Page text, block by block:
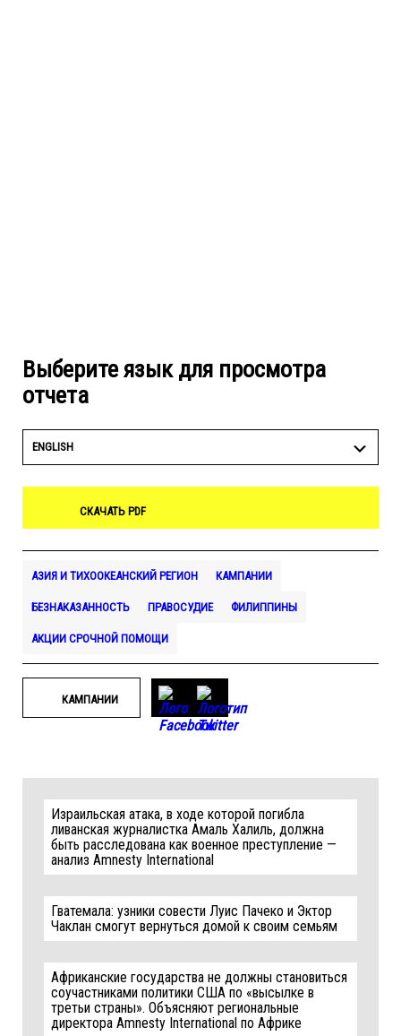
Выберите язык для просмотра
отчета
ENGLISH
СКАЧАТЬ PDF
АЗИЯ И ТИХООКЕАНСКИЙ РЕГИОН КАМПАНИИ
БЕЗНАКАЗАННОСТЬ ПРАВОСУДИЕ ФИЛИППИНЫ
АКЦИИ СРОЧНОЙ ПОМОЩИ
КАМПАНИИ
Израильская атака, в ходе которой погибла
ливанская журналистка Амаль Халиль, должна
быть расследована как военное преступление —
анализ Amnesty International
Гватемала: узники совести Луис Пачеко и Эктор
Чаклан смогут вернуться домой к своим семьям
Африканские государства не должны становиться
соучастниками политики США по «высылке в
третьи страны». Объясняют региональные
директора Amnesty International по Африке